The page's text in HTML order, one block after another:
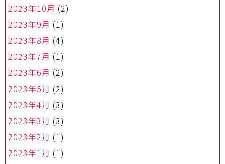
2023年10月 (2)
2023年9月 (1)
2023年8月 (4)
2023年7月 (1)
2023年6月 (2)
2023年5月 (2)
2023年4月 (3)
2023年3月 (3)
2023年2月 (1)
2023年1月 (1)